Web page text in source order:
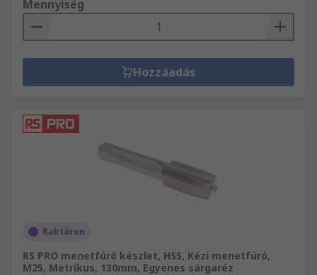
Mennyiség
Hozzáadás
Raktáron
RS PRO menetfúró készlet, HSS, Kézi menetfúró,
M25, Metrikus, 130mm, Egyenes sárgaréz